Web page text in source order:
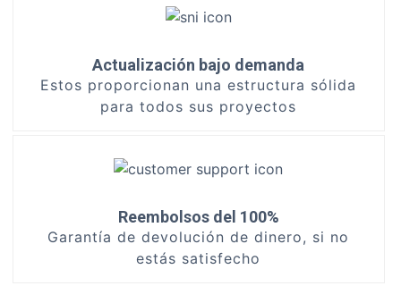
Actualización bajo demanda
Estos proporcionan una estructura sólida
para todos sus proyectos
Reembolsos del 100%
Garantía de devolución de dinero, si no
estás satisfecho